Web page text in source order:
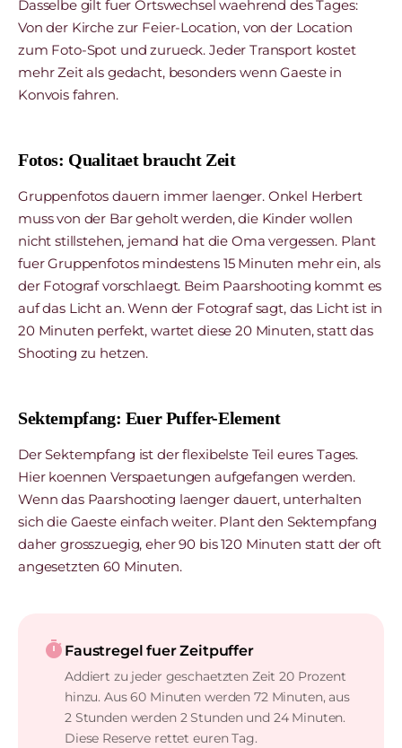
Dasselbe gilt fuer Ortswechsel waehrend des Tages:
Von der Kirche zur Feier-Location, von der Location
zum Foto-Spot und zurueck. Jeder Transport kostet
mehr Zeit als gedacht, besonders wenn Gaeste in
Konvois fahren.
Fotos: Qualitaet braucht Zeit
Gruppenfotos dauern immer laenger. Onkel Herbert
muss von der Bar geholt werden, die Kinder wollen
nicht stillstehen, jemand hat die Oma vergessen. Plant
fuer Gruppenfotos mindestens 15 Minuten mehr ein, als
der Fotograf vorschlaegt. Beim Paarshooting kommt es
auf das Licht an. Wenn der Fotograf sagt, das Licht ist in
20 Minuten perfekt, wartet diese 20 Minuten, statt das
Shooting zu hetzen.
Sektempfang: Euer Puffer-Element
Der Sektempfang ist der flexibelste Teil eures Tages.
Hier koennen Verspaetungen aufgefangen werden.
Wenn das Paarshooting laenger dauert, unterhalten
sich die Gaeste einfach weiter. Plant den Sektempfang
daher grosszuegig, eher 90 bis 120 Minuten statt der oft
angesetzten 60 Minuten.
timer Faustregel fuer Zeitpuffer
Addiert zu jeder geschaetzten Zeit 20 Prozent
hinzu. Aus 60 Minuten werden 72 Minuten, aus
2 Stunden werden 2 Stunden und 24 Minuten.
Diese Reserve rettet euren Tag.